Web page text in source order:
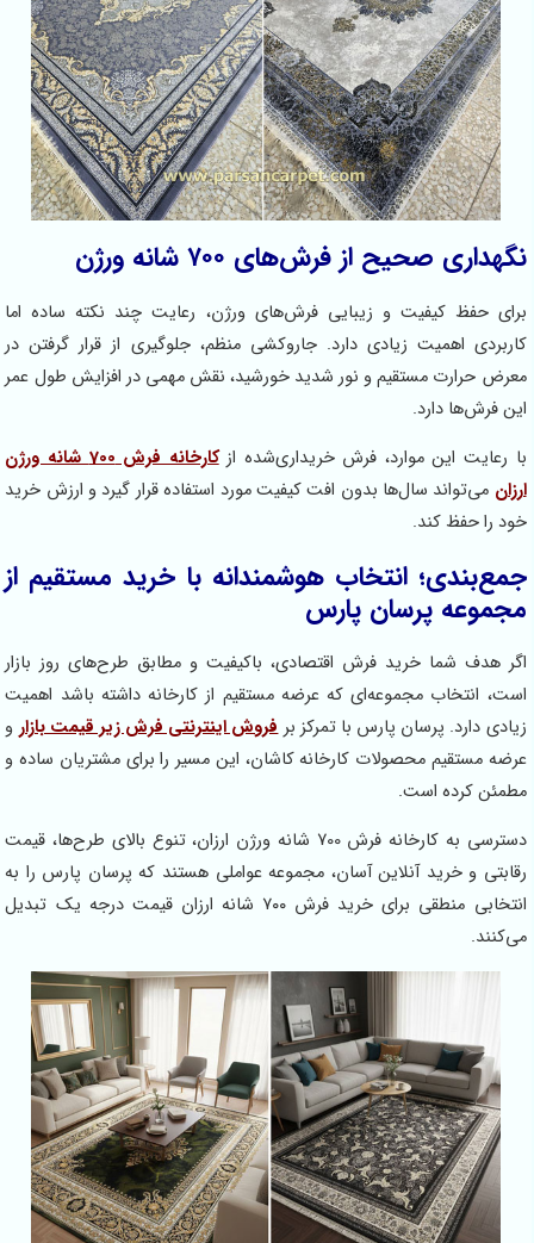
نگهداری صحیح از فرش‌های ۷۰۰ شانه ورژن
برای حفظ کیفیت و زیبایی فرش‌های ورژن، رعایت چند نکته ساده اما
کاربردی اهمیت زیادی دارد. جاروکشی منظم، جلوگیری از قرار گرفتن در
معرض حرارت مستقیم و نور شدید خورشید، نقش مهمی در افزایش طول عمر
این فرش‌ها دارد.
با رعایت این موارد، فرش خریداری‌شده از
کارخانه فرش 700 شانه ورژن
ارزان می‌تواند سال‌ها بدون افت کیفیت مورد استفاده قرار گیرد و ارزش خرید
خود را حفظ کند.
جمع‌بندی؛ انتخاب هوشمندانه با خرید مستقیم از
مجموعه پرسان پارس
اگر هدف شما خرید فرش اقتصادی، باکیفیت و مطابق طرح‌های روز بازار
است، انتخاب مجموعه‌ای که عرضه مستقیم از کارخانه داشته باشد اهمیت
زیادی دارد. پرسان پارس با تمرکز برفروش اینترنتی فرش زیر قیمت بازار و
عرضه مستقیم محصولات کارخانه کاشان، این مسیر را برای مشتریان ساده و
مطمئن کرده است.
دسترسی به کارخانه فرش 700 شانه ورژن ارزان، تنوع بالای طرح‌ها، قیمت
رقابتی و خرید آنلاین آسان، مجموعه عواملی هستند که پرسان پارس را به
انتخابی منطقی برای خرید فرش ۷۰۰ شانه ارزان قیمت درجه یک تبدیل
می‌کنند.